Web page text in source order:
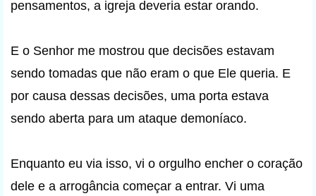
pensamentos, a igreja deveria estar orando.
E o Senhor me mostrou que decisões estavam
sendo tomadas que não eram o que Ele queria. E
por causa dessas decisões, uma porta estava
sendo aberta para um ataque demoníaco.
Enquanto eu via isso, vi o orgulho encher o coração
dele e a arrogância começar a entrar. Vi uma